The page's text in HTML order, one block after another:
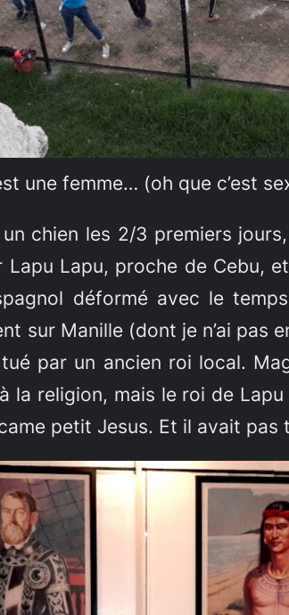
une femme… (oh que c’est
chien les 2/3 premiers
Lapu, proche de Cebu,
déformé avec le
sur Manille (dont je n’ai pas
par un ancien roi local.
la religion, mais le roi de
petit Jesus. Et il avait pas